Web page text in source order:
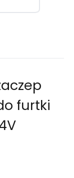
furtki